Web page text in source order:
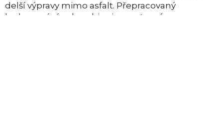
delší výpravy mimo asfalt. Přepracovaný
karbonový rám kombinuje sportovní...